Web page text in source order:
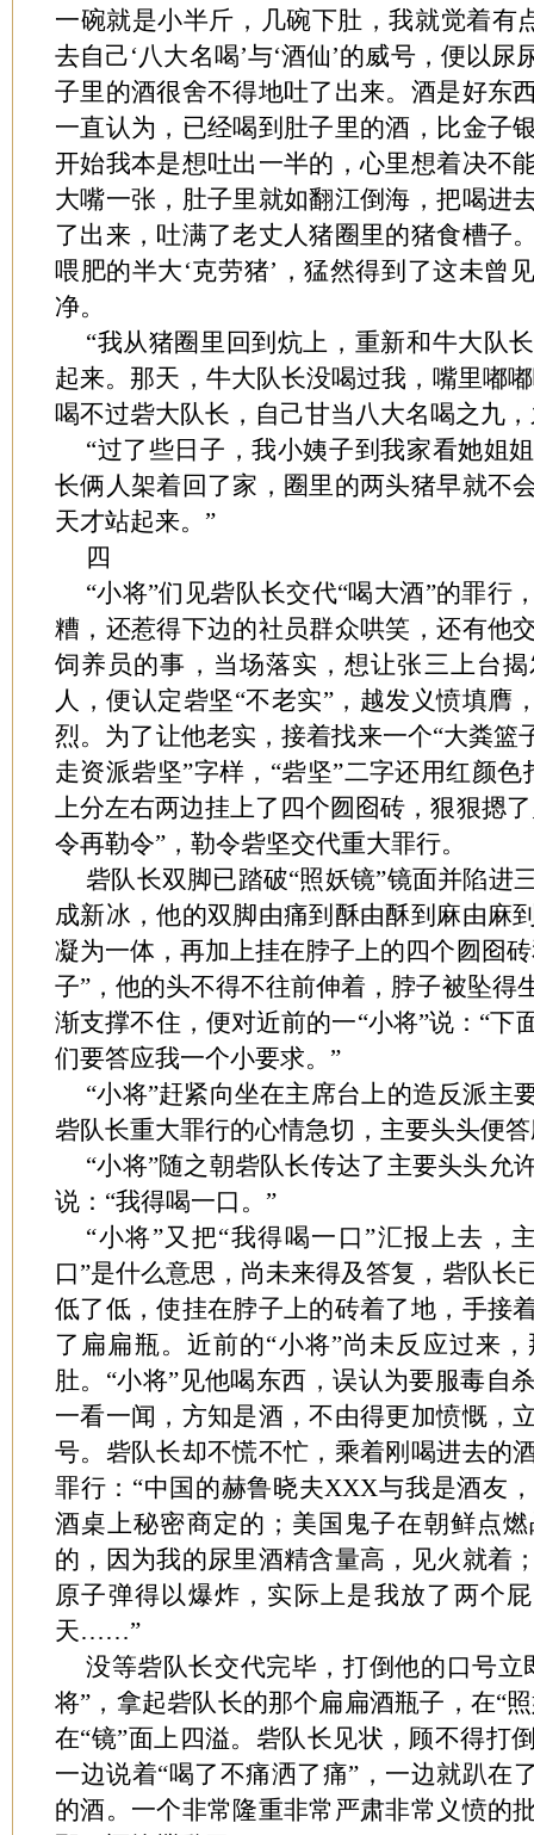
一碗就是小半斤，几碗下肚，我就觉着有
去自己‘八大名喝’与‘酒仙’的威号，便以
子里的酒很舍不得地吐了出来。酒是好东
一直认为，已经喝到肚子里的酒，比金子
开始我本是想吐出一半的，心里想着决不
大嘴一张，肚子里就如翻江倒海，把喝进
了出来，吐满了老丈人猪圈里的猪食槽子
喂肥的半大‘克劳猪’，猛然得到了这未曾
净。
“我从猪圈里回到炕上，重新和牛大队
起来。那天，牛大队长没喝过我，嘴里嘟
喝不过砦大队长，自己甘当八大名喝之九，
“过了些日子，我小姨子到我家看她姐
长俩人架着回了家，圈里的两头猪早就不
天才站起来。”
四
“小将”们见砦队长交代“喝大酒”的罪行
糟，还惹得下边的社员群众哄笑，还有他
饲养员的事，当场落实，想让张三上台
人，便认定砦坚“不老实”，越发义愤填膺
烈。为了让他老实，接着找来一个“大粪篮
走资派砦坚”字样，“砦坚”二字还用红颜
上分左右两边挂上了四个囫囵砖，狠狠摁
令再勒令”，勒令砦坚交代重大罪行。
砦队长双脚已踏破“照妖镜”镜面并陷进
成新冰，他的双脚由痛到酥由酥到麻由麻
凝为一体，再加上挂在脖子上的四个囫囵
子”，他的头不得不往前伸着，脖子被坠得
渐支撑不住，便对近前的一“小将”说：“下
们要答应我一个小要求。”
“小将”赶紧向坐在主席台上的造反派主
砦队长重大罪行的心情急切，主要头头便
“小将”随之朝砦队长传达了主要头头允
说：“我得喝一口。”
“小将”又把“我得喝一口”汇报上去，
口”是什么意思，尚未来得及答复，砦队长
低了低，使挂在脖子上的砖着了地，手接
了扁扁瓶。近前的“小将”尚未反应过来
肚。“小将”见他喝东西，误认为要服毒自
一看一闻，方知是酒，不由得更加愤慨，
号。砦队长却不慌不忙，乘着刚喝进去的
罪行：“中国的赫鲁晓夫XXX与我是酒友
酒桌上秘密商定的；美国鬼子在朝鲜点
的，因为我的尿里酒精含量高，见火就着
原子弹得以爆炸，实际上是我放了两个
天……”
没等砦队长交代完毕，打倒他的口号立
将”，拿起砦队长的那个扁扁酒瓶子，在“
在“镜”面上四溢。砦队长见状，顾不得打
一边说着“喝了不痛洒了痛”，一边就趴在
的酒。一个非常隆重非常严肃非常义愤的